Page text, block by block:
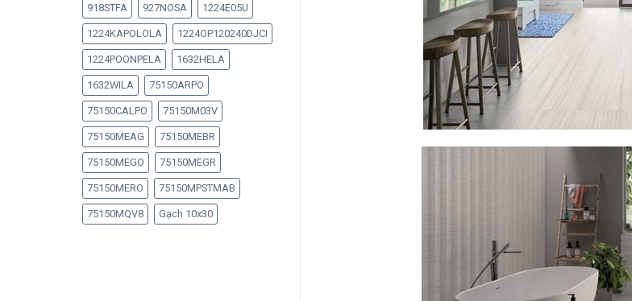
918STFA 927NOSA 1224E05U
1224KAPOLOLA 1224OP120240DJCI
1224POONPELA 1632HELA
1632WILA 75150ARPO
75150CALPO 75150M03V
75150MEAG 75150MEBR
75150MEGO 75150MEGR
75150MERO 75150MPSTMAB
75150MQV8 Gạch 10x30